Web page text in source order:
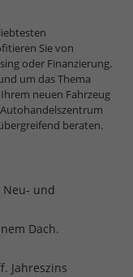
Sie von
oder Finanzierung.
um das Thema
neuen Fahrzeug
beraten.
Neu- und
Dach.
Jahreszins